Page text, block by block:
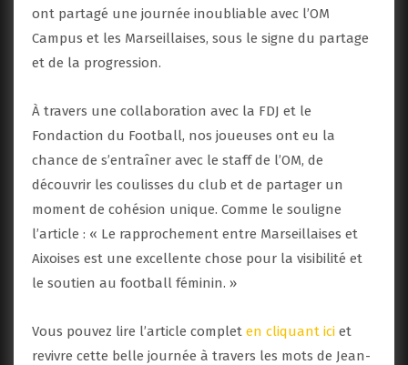
ont partagé une journée inoubliable avec l’OM
Campus et les Marseillaises, sous le signe du partage
et de la progression.
À travers une collaboration avec la FDJ et le
Fondaction du Football, nos joueuses ont eu la
chance de s’entraîner avec le staff de l’OM, de
découvrir les coulisses du club et de partager un
moment de cohésion unique. Comme le souligne
l’article : « Le rapprochement entre Marseillaises et
Aixoises est une excellente chose pour la visibilité et
le soutien au football féminin. »
Vous pouvez lire l’article complet en cliquant ici et
revivre cette belle journée à travers les mots de Jean-